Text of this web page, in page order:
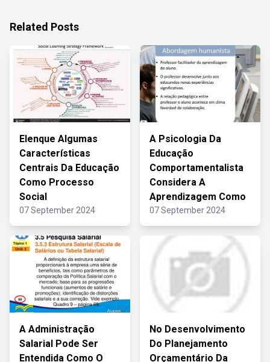
Related Posts
Elenque Algumas
Características
Centrais Da Educação
Como Processo
Social
07 September 2024
A Psicologia Da
Educação
Comportamentalista
Considera A
Aprendizagem Como
07 September 2024
A Administração
Salarial Pode Ser
Entendida Como O
No Desenvolvimento
Do Planejamento
Orçamentário Da